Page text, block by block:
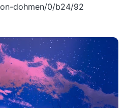
dohmen/0/b24/92